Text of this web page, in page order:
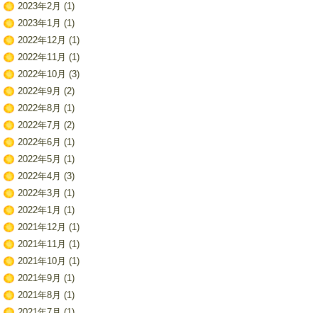
2023年2月 (1)
2023年1月 (1)
2022年12月 (1)
2022年11月 (1)
2022年10月 (3)
2022年9月 (2)
2022年8月 (1)
2022年7月 (2)
2022年6月 (1)
2022年5月 (1)
2022年4月 (3)
2022年3月 (1)
2022年1月 (1)
2021年12月 (1)
2021年11月 (1)
2021年10月 (1)
2021年9月 (1)
2021年8月 (1)